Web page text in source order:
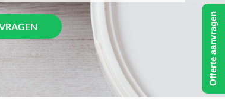
Offerte aanvragen